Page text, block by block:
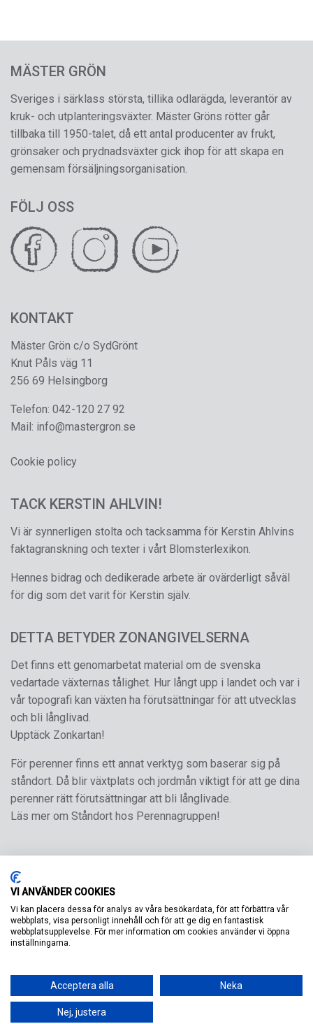
MÄSTER GRÖN
Sveriges i särklass största, tillika odlarägda, leverantör av
kruk- och utplanteringsväxter. Mäster Gröns rötter går
tillbaka till 1950-talet, då ett antal producenter av frukt,
grönsaker och prydnadsväxter gick ihop för att skapa en
gemensam försäljningsorganisation.
FÖLJ OSS
KONTAKT
Mäster Grön c/o SydGrönt
Knut Påls väg 11
256 69 Helsingborg
Telefon: 042-120 27 92
Mail: info@mastergron.se
Cookie policy
TACK KERSTIN AHLVIN!
Vi är synnerligen stolta och tacksamma för Kerstin Ahlvins
faktagranskning och texter i vårt Blomsterlexikon.
Hennes bidrag och dedikerade arbete är ovärderligt såväl
för dig som det varit för Kerstin själv.
DETTA BETYDER ZONANGIVELSERNA
Det finns ett genomarbetat material om de svenska
vedartade växternas tålighet. Hur långt upp i landet och var i
vår topografi kan växten ha förutsättningar för att utvecklas
och bli långlivad.
Upptäck Zonkartan!
För perenner finns ett annat verktyg som baserar sig på
ståndort. Då blir växtplats och jordmån viktigt för att ge dina
perenner rätt förutsättningar att bli långlivade.
Läs mer om Ståndort hos Perennagruppen!
VI ANVÄNDER COOKIES
Vi kan placera dessa för analys av våra besökardata, för att förbättra vår
webbplats, visa personligt innehåll och för att ge dig en fantastisk
webbplatsupplevelse. För mer information om cookies använder vi öppna
inställningarna.
Acceptera alla Neka
Nej, justera